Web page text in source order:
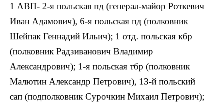
1 АВП- 2-я польская пд (генерал-майор Роткевич
Иван Адамович), 6-я польская пд (полковник
Шейпак Геннадий Ильич); 1 отд. польская кбр
(полковник Радзиванович Владимир
Александрович); 1-я польская тбр (полковник
Малютин Александр Петрович), 13-й польский
сап (подполковник Сурочкин Михаил Петрович);